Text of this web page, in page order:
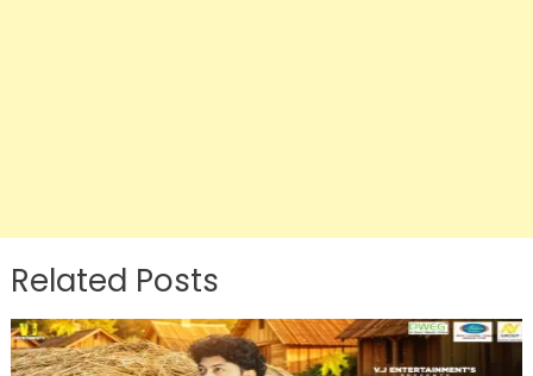
Related Posts